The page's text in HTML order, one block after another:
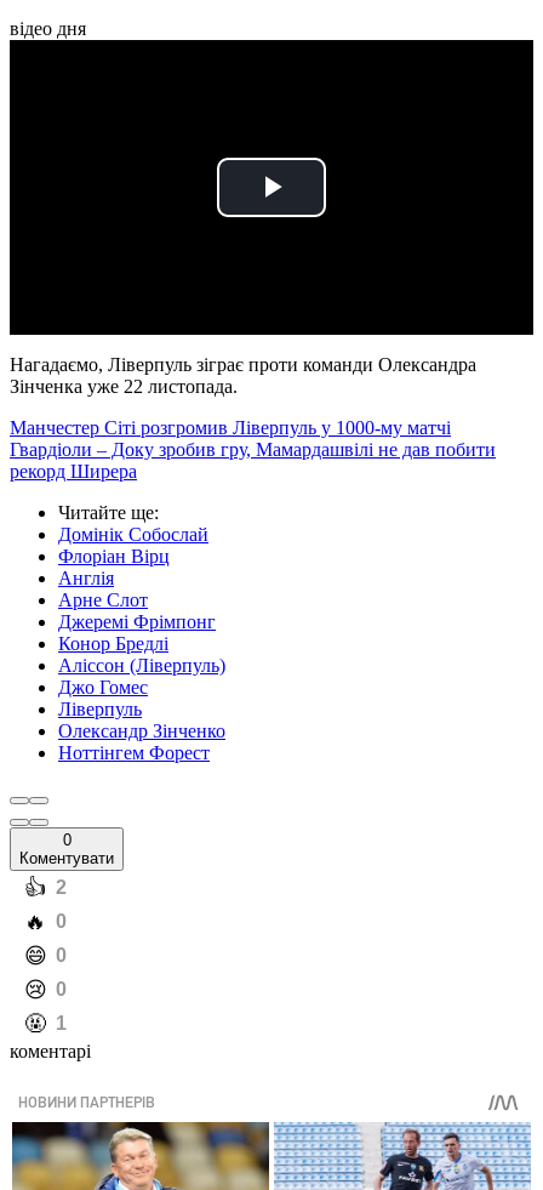
відео дня
Play
Нагадаємо, Ліверпуль зіграє проти команди Олександра
Зінченка уже 22 листопада.
Манчестер Сіті розгромив Ліверпуль у 1000-му матчі
Гвардіоли – Доку зробив гру, Мамардашвілі не дав побити
рекорд Ширера
Читайте ще:
Домінік Собослай
Флоріан Вірц
Англія
Арне Слот
Джеремі Фрімпонг
Конор Бредлі
Аліссон (Ліверпуль)
Джо Гомес
Ліверпуль
Олександр Зінченко
Ноттінгем Форест
0
Коментувати
️👍 2
️🔥 0
️😄 0
️😢 0
️🤬 1
коментарі